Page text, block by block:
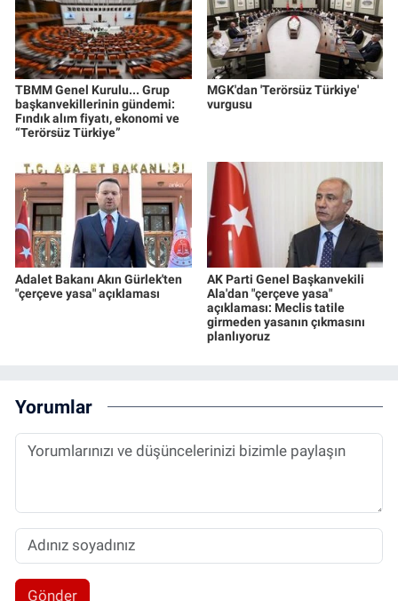
TBMM Genel Kurulu... Grup
başkanvekillerinin gündemi:
Fındık alım fiyatı, ekonomi ve
“Terörsüz Türkiye”
MGK'dan 'Terörsüz Türkiye'
vurgusu
Adalet Bakanı Akın Gürlek'ten
"çerçeve yasa" açıklaması
AK Parti Genel Başkanvekili
Ala'dan "çerçeve yasa"
açıklaması: Meclis tatile
girmeden yasanın çıkmasını
planlıyoruz
Yorumlar
Gönder